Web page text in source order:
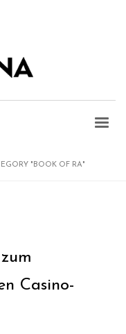
"BOOK OF RA"
Casino-